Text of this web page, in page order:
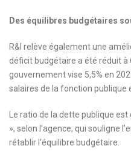
Des équilibres budgétaires
R&I relève également une
déficit budgétaire a été réduit à
gouvernement vise 5,5% en
salaires de la fonction publique
Le ratio de la dette publique
», selon l’agence, qui souligne
rétablir l’équilibre budgétaire.